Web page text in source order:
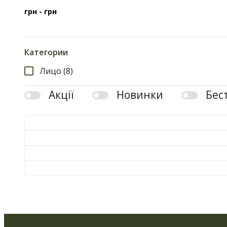
грн - грн
Категории
Лицо (8)
Акції Новинки